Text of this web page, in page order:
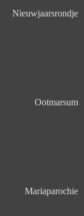
Nieuwjaarsrondje
Ootmarsum
Mariaparochie